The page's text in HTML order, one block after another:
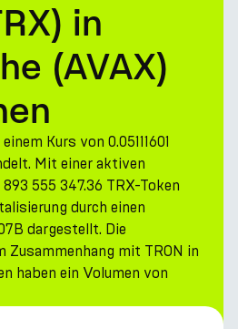
in
(AVAX)
Kurs von 0.05111601
Mit einer aktiven
555 347.36 TRX-Token
durch einen
dargestellt. Die
mit TRON in
haben ein Volumen von